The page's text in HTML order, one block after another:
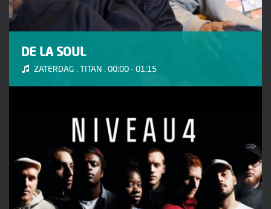
DE LA SOUL
ZATERDAG . TITAN . 00:00 - 01:15